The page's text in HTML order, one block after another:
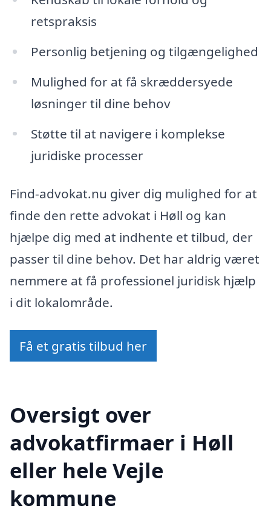
retspraksis
Personlig betjening og tilgængelighed
Mulighed for at få skræddersyede
løsninger til dine behov
Støtte til at navigere i komplekse
juridiske processer
Find-advokat.nu giver dig mulighed for at
finde den rette advokat i Høll og kan
hjælpe dig med at indhente et tilbud, der
passer til dine behov. Det har aldrig været
nemmere at få professionel juridisk hjælp
i dit lokalområde.
Få et gratis tilbud her
Oversigt over
advokatfirmaer i Høll
eller hele Vejle
kommune